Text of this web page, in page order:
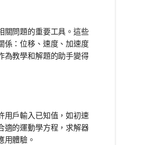
關問題的重要工具。這些
係：位移、速度、加速度
為教學和解題的助手變得
用戶輸入已知值，如初速
適的運動學方程，求解器
用體驗。